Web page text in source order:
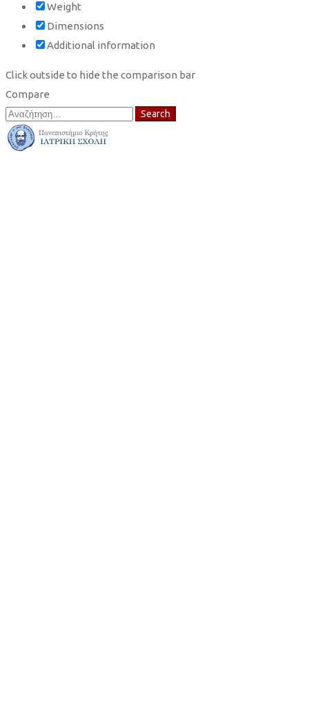
Weight
Dimensions
Additional information
Click outside to hide the comparison bar
Compare
Search
for:
Search